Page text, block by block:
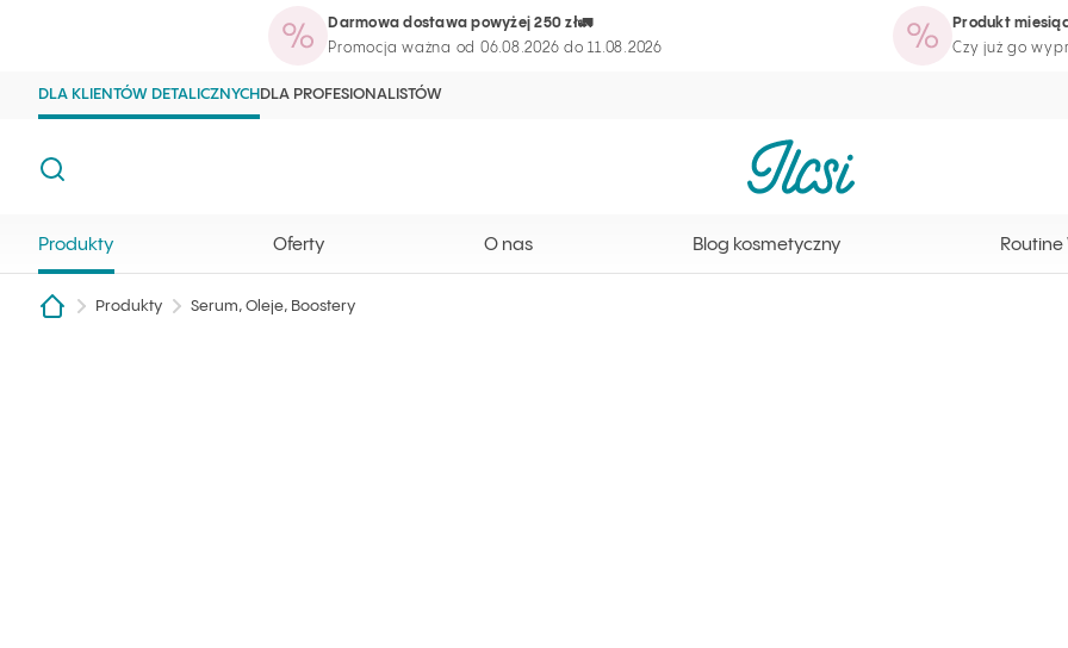
Darmowa dostawa powyżej 250 zł🚛
Promocja ważna od 06.08.2026 do 11.08.2026
Produkt
Czy już go
Otwórz wyszukiwarkę
Produkty Oferty O nasBlog kosmetyczny Routine Wizard Strona programu lojalnościowego
DLA KLIENTÓW DETALICZNYCH DLA PROFESIONALISTÓW
Strona główna Ilcsi
Szukaj
Produkty Oferty O nas Blog kosmetyczny Routine
Produkty Serum, Oleje, Boostery